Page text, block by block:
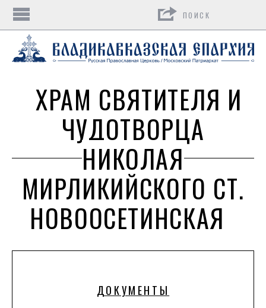
ДОКУМЕНТЫ
ХРАМ СВЯТИТЕЛЯ И
ЧУДОТВОРЦА
НИКОЛАЯ
МИРЛИКИЙСКОГО СТ.
НОВООСЕТИНСКАЯ